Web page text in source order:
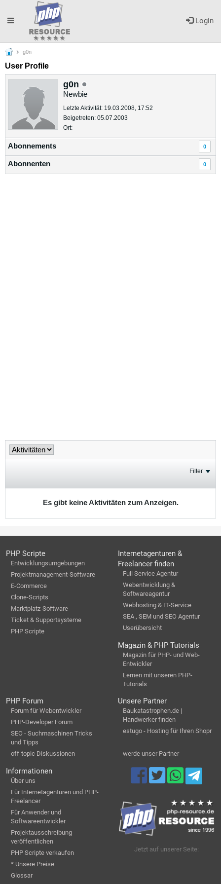
Login
Toggle
navigation
g0n
User Profile
g0n
Newbie
Letzte Aktivität: 19.03.2008, 17:52
Beigetreten: 05.07.2003
Ort:
Abonnements 0
Abonnenten 0
Filter
Es gibt keine Aktivitäten zum Anzeigen.
PHP Scripte
Entwicklungsumgebungen
Projektmanagement-Software
E-Commerce
Clone-Scripts
Marktplatz-Software
Ticket & Supportsysteme
PHP Scripte
Internetagenturen &
Freelancer finden
Full Service Agentur
Webentwicklung &
Softwareagentur
Webhosting & IT-Service
SEA , SEM und SEO Agentur
Userübersicht
Magazin & PHP Tutorials
Magazin für PHP- und Web-
Entwickler
Lernen mit unseren PHP-
Tutorials
PHP Forum
Forum für Webentwickler
PHP-Developer Forum
SEO - Suchmaschinen Tricks
und Tipps
off-topic Diskussionen
Unsere Partner
Baukatastrophen.de |
Handwerker finden
estugo - Hosting für Ihren Shopr
werde unser Partner
Informationen
Über uns
Für Internetagenturen und PHP-
Freelancer
Für Anwender und
Softwareentwickler
Projektausschreibung
veröffentlichen
PHP Scripte verkaufen
* Unsere Preise
Glossar
Jetzt auf unserer Seite: